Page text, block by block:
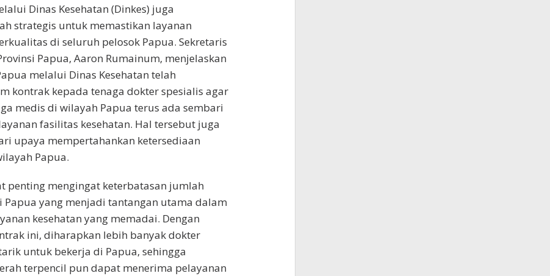
Dinas Kesehatan (Dinkes) juga
strategis untuk memastikan layanan
di seluruh pelosok Papua. Sekretaris
Papua, Aaron Rumainum, menjelaskan
melalui Dinas Kesehatan telah
kontrak kepada tenaga dokter spesialis agar
medis di wilayah Papua terus ada sembari
fasilitas kesehatan. Hal tersebut juga
upaya mempertahankan ketersediaan
Papua.
penting mengingat keterbatasan jumlah
Papua yang menjadi tantangan utama dalam
kesehatan yang memadai. Dengan
ini, diharapkan lebih banyak dokter
untuk bekerja di Papua, sehingga
terpencil pun dapat menerima pelayanan